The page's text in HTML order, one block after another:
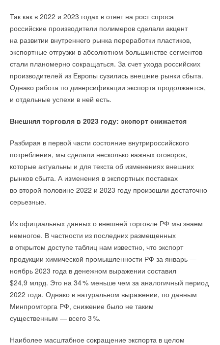
Так как в 2022 и 2023 годах в ответ на рост спроса
российские производители полимеров сделали акцент
на развитии внутреннего рынка переработки пластиков,
экспортные отгрузки в абсолютном большинстве сегментов
стали планомерно сокращаться. За счет ухода российских
производителей из Европы сузились внешние рынки сбыта.
Однако работа по диверсификации экспорта продолжается,
и отдельные успехи в ней есть.
Внешняя торговля в 2023 году: экспорт снижается
Разбирая в первой части состояние внутрироссийского
потребления, мы сделали несколько важных оговорок,
которые актуальны и для текста об изменениях внешних
рынков сбыта. А изменения в экспортных поставках
во второй половине 2022 и 2023 году произошли достаточно
серьезные.
Из официальных данных о внешней торговле РФ мы знаем
немногое. В частности из последних размещенных
в открытом доступе таблиц нам известно, что экспорт
продукции химической промышленности РФ за январь —
ноябрь 2023 года в денежном выражении составил
$24,9 млрд. Это на 34% меньше чем за аналогичный период
2022 года. Однако в натуральном выражении, по данным
Минпромторга РФ, снижение было не таким
существенным — всего 3%.
Наиболее масштабное сокращение экспорта в целом